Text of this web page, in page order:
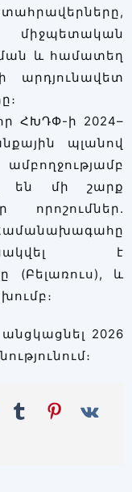
և համատեղ
արդյունավետ
ՀԽԴՓ-ի 2024–
պլանով
են մի շարք
որոշումներ.
է
(Բելառուս), և
2026